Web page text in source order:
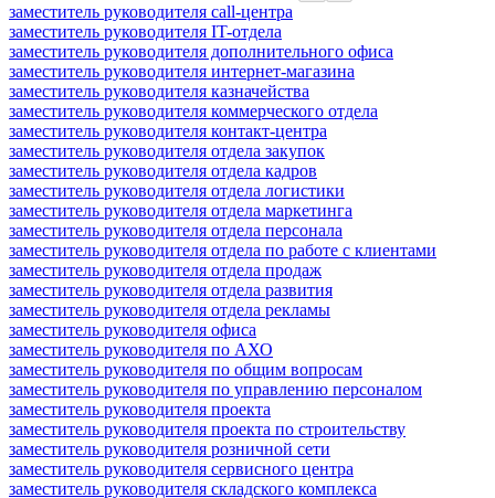
заместитель руководителя call-центра
заместитель руководителя IT-отдела
заместитель руководителя дополнительного офиса
заместитель руководителя интернет-магазина
заместитель руководителя казначейства
заместитель руководителя коммерческого отдела
заместитель руководителя контакт-центра
заместитель руководителя отдела закупок
заместитель руководителя отдела кадров
заместитель руководителя отдела логистики
заместитель руководителя отдела маркетинга
заместитель руководителя отдела персонала
заместитель руководителя отдела по работе с клиентами
заместитель руководителя отдела продаж
заместитель руководителя отдела развития
заместитель руководителя отдела рекламы
заместитель руководителя офиса
заместитель руководителя по АХО
заместитель руководителя по общим вопросам
заместитель руководителя по управлению персоналом
заместитель руководителя проекта
заместитель руководителя проекта по строительству
заместитель руководителя розничной сети
заместитель руководителя сервисного центра
заместитель руководителя складского комплекса